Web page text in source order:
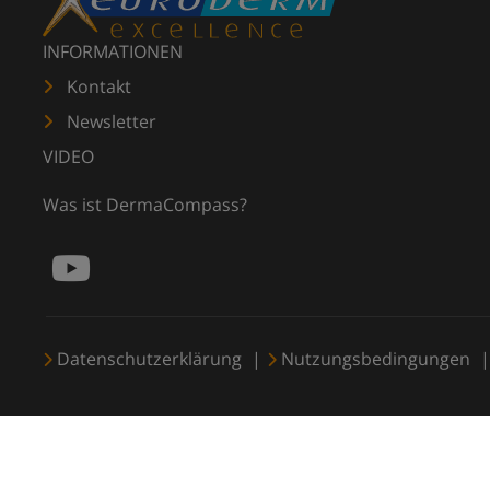
INFORMATIONEN
Kontakt
Newsletter
VIDEO
Was ist DermaCompass?
Datenschutzerklärung Nutzungsbedingungen